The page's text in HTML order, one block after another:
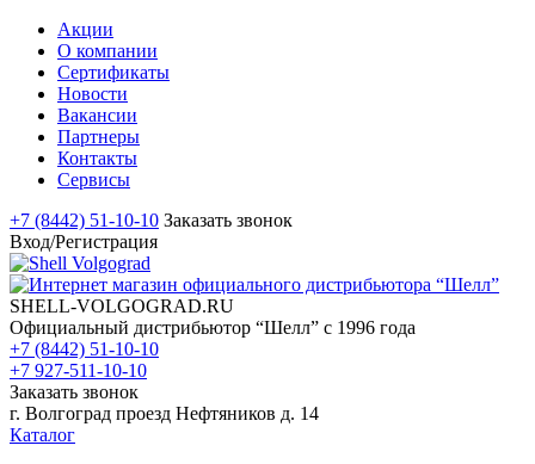
Акции
О компании
Сертификаты
Новости
Вакансии
Партнеры
Контакты
Сервисы
+7 (8442) 51-10-10 Заказать звонок
Вход/Регистрация
SHELL-VOLGOGRAD.RU
Официальный дистрибьютор “Шелл” с 1996 года
+7 (8442) 51-10-10
+7 927-511-10-10
Заказать звонок
г. Волгоград проезд Нефтяников д. 14
Каталог